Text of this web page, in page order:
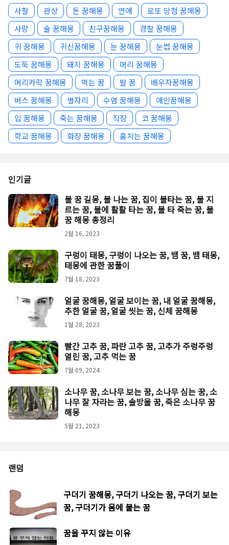
사찰 관상 돈 꿈해몽 연애
로또 당첨 꿈해몽
사랑
술 꿈해몽 친구꿈해몽
경찰 꿈해몽
귀 꿈해몽
귀신꿈해몽 눈 꿈해몽
눈썹 꿈해몽
도둑 꿈해몽
돼지 꿈해몽
머리 꿈해몽
머리카락 꿈해몽
먹는 꿈 발 꿈
배우자꿈해몽
버스 꿈해몽
별자리 수염 꿈해몽
애인꿈해몽
입 꿈해몽
죽는 꿈해몽 직장
코 꿈해몽
학교 꿈해몽
화장 꿈해몽 훔치는 꿈해몽
인기글
불 꿈 길몽, 불 나는 꿈, 집이 불타는 꿈, 불 지
르는 꿈, 불에 활활 타는 꿈, 불 타 죽는 꿈, 불
꿈 해몽 총정리
2월 16, 2023
구렁이 태몽, 구렁이 나오는 꿈, 뱀 꿈, 뱀 태몽,
태몽에 관한 꿈풀이
7월 18, 2023
얼굴 꿈해몽, 얼굴 보이는 꿈, 내 얼굴 꿈해몽,
추한 얼굴 꿈, 얼굴 씻는 꿈, 신체 꿈해몽
1월 28, 2023
빨간 고추 꿈, 파란 고추 꿈, 고추가 주렁주렁
열린 꿈, 고추 먹는 꿈
7월 09, 2024
소나무 꿈, 소나무 보는 꿈, 소나무 심는 꿈, 소
나무 잘 자라는 꿈, 솔방울 꿈, 죽은 소나무 꿈
해몽
5월 21, 2023
랜덤
구더기 꿈해몽, 구더기 나오는 꿈, 구더기 보는
꿈, 구더기가 몸에 붙는 꿈
꿈을 꾸지 않는 이유